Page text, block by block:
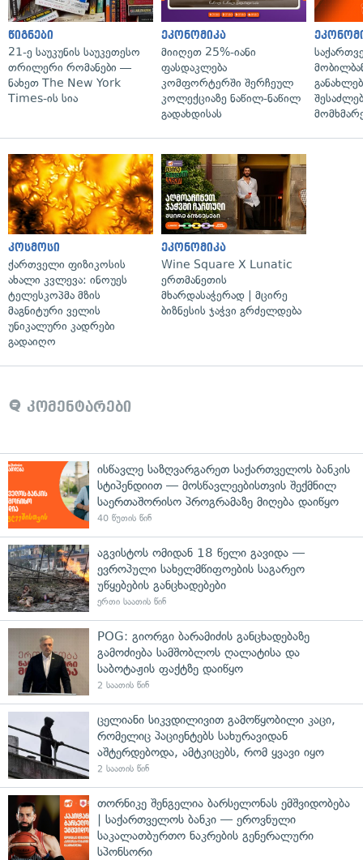
წიგნები
21-ე საუკუნის საუკეთესო
თრილერი რომანები —
ნახეთ The New York
Times-ის სია
ეკონომიკა
მიიღეთ 25%-იანი
ფასდაკლება
კომფორტერში შერჩეულ
კოლექციაზე ნაწილ-ნაწილ
გადახდისას
კოსმოსი
ქართველი ფიზიკოსის
ახალი კვლევა: ინოუეს
ტელესკოპმა მზის
მაგნიტური ველის
უნიკალური კადრები
გადაიღო
ეკონომიკა
Wine Square X Lunatic
ერთმანეთის
მხარდასაჭერად | მცირე
ბიზნესის ჯაჭვი გრძელდება
კომენტარები
ისწავლე საზღვარგარეთ საქართველოს ბანკის
სტიპენდიით — მოსწავლეებისთვის შექმნილ
საერთაშორისო პროგრამაზე მიღება დაიწყო
40 წუთის წინ
აგვისტოს ომიდან 18 წელი გავიდა —
ევროპული სახელმწიფოების საგარეო
უწყებების განცხადებები
ერთი საათის წინ
POG: გიორგი ბარამიძის განცხადებაზე
გამოძიება სამშობლოს ღალატისა და
საბოტაჟის ფაქტზე დაიწყო
2 საათის წინ
ცელიანი სიკვდილივით გამოწყობილი კაცი,
რომელიც პაციენტებს სახურავიდან
აშტერდებოდა, ამტკიცებს, რომ ყვავი იყო
2 საათის წინ
თორნიკე შენგელია ბარსელონას ემშვიდობება
| საქართველოს ბანკი — ეროვნული
საკალათბურთო ნაკრების გენერალური
სპონსორი